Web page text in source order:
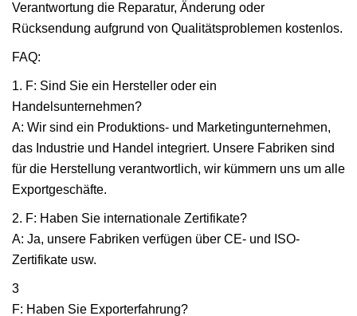
Verantwortung die Reparatur, Änderung oder
Rücksendung aufgrund von Qualitätsproblemen kostenlos.
FAQ:
1. F: Sind Sie ein Hersteller oder ein
Handelsunternehmen?
A: Wir sind ein Produktions- und Marketingunternehmen,
das Industrie und Handel integriert. Unsere Fabriken sind
für die Herstellung verantwortlich, wir kümmern uns um alle
Exportgeschäfte.
2. F: Haben Sie internationale Zertifikate?
A: Ja, unsere Fabriken verfügen über CE- und ISO-
Zertifikate usw.
3
F: Haben Sie Exporterfahrung?